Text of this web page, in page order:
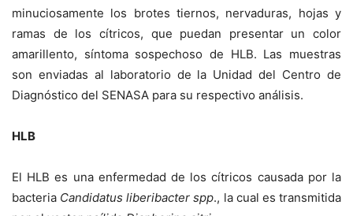
minuciosamente los brotes tiernos, nervaduras, hojas y
ramas de los cítricos, que puedan presentar un color
amarillento, síntoma sospechoso de HLB. Las muestras
son enviadas al laboratorio de la Unidad del Centro de
Diagnóstico del SENASA para su respectivo análisis.
HLB
El HLB es una enfermedad de los cítricos causada por la
bacteria Candidatus liberibacter spp., la cual es transmitida